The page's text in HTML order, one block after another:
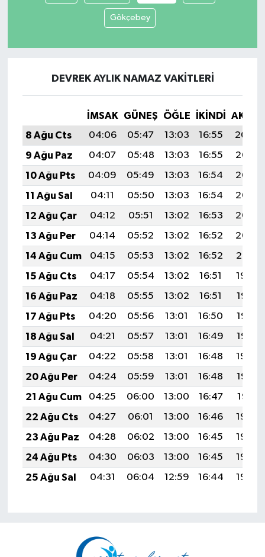
Gökçebey
DEVREK AYLIK NAMAZ VAKITLERI
İMSAK GÜNEŞ ÖĞLE İKINDI
8 Ağu Cts
04:06 05:47 13:03 16:55
20:09
9 Ağu Paz
04:07 05:48 13:03 16:55
20:07
10 Ağu Pts
04:09 05:49 13:03 16:54
20:06
11 Ağu Sal
04:11 05:50 13:03 16:54
20:05
12 Ağu Çar
04:12 05:51 13:02 16:53
20:03
13 Ağu Per
04:14 05:52 13:02 16:52
20:02
14 Ağu Cum
04:15 05:53 13:02 16:52
20:01
15 Ağu Cts
04:17 05:54 13:02 16:51
19:59
16 Ağu Paz
04:18 05:55 13:02 16:51
19:58
17 Ağu Pts
04:20 05:56 13:01 16:50
19:57
18 Ağu Sal
04:21 05:57 13:01 16:49
19:55
19 Ağu Çar
04:22 05:58 13:01 16:48
19:54
20 Ağu Per
04:24 05:59 13:01 16:48
19:52
21 Ağu Cum
04:25 06:00 13:00 16:47
19:51
22 Ağu Cts
04:27 06:01 13:00 16:46
19:49
23 Ağu Paz
04:28 06:02 13:00 16:45
19:48
24 Ağu Pts
04:30 06:03 13:00 16:45
19:46
25 Ağu Sal
04:31 06:04 12:59 16:44 19:45